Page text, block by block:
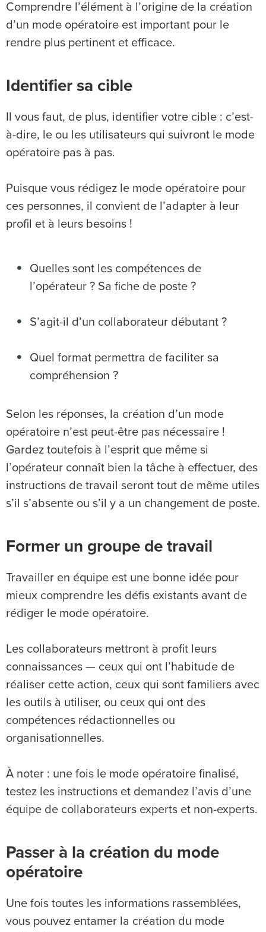
Comprendre l’élément à l’origine de la création
d’un mode opératoire est important pour le
rendre plus pertinent et efficace.
Identifier sa cible
Il vous faut, de plus, identifier votre cible : c’est-
à-dire, le ou les utilisateurs qui suivront le mode
opératoire pas à pas.
Puisque vous rédigez le mode opératoire pour
ces personnes, il convient de l’adapter à leur
profil et à leurs besoins !
Quelles sont les compétences de
l’opérateur ? Sa fiche de poste ?
S’agit-il d’un collaborateur débutant ?
Quel format permettra de faciliter sa
compréhension ?
Selon les réponses, la création d’un mode
opératoire n’est peut-être pas nécessaire !
Gardez toutefois à l’esprit que même si
l’opérateur connaît bien la tâche à effectuer, des
instructions de travail seront tout de même utiles
s’il s’absente ou s’il y a un changement de poste.
Former un groupe de travail
Travailler en équipe est une bonne idée pour
mieux comprendre les défis existants avant de
rédiger le mode opératoire.
Les collaborateurs mettront à profit leurs
connaissances — ceux qui ont l’habitude de
réaliser cette action, ceux qui sont familiers avec
les outils à utiliser, ou ceux qui ont des
compétences rédactionnelles ou
organisationnelles.
À noter : une fois le mode opératoire finalisé,
testez les instructions et demandez l’avis d’une
équipe de collaborateurs experts et non-experts.
Passer à la création du mode
opératoire
Une fois toutes les informations rassemblées,
vous pouvez entamer la création du mode